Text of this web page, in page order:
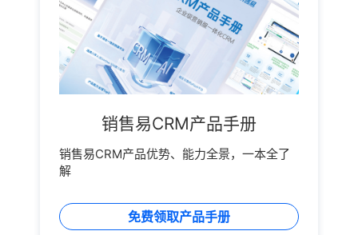
销售易CRM产品手册
销售易CRM产品优势、能力全景，一本全了
解
免费领取产品手册